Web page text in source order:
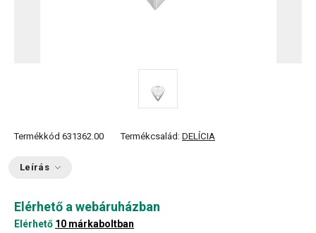
Termékkód 631362.00 Termékcsalád: DELÍCIA
Leírás
Elérhető a webáruházban
Elérhető 10 márkaboltban